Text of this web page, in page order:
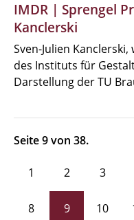
IMDR | Sprengel
Kanclerski
Sven-Julien
des Instituts für
Darstellung der TU
Seite 9 von 38.
1 2 3
8 9 10